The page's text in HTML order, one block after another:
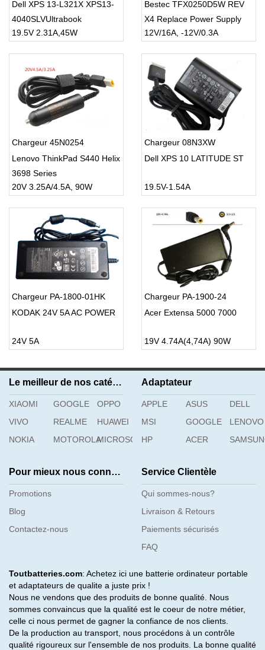
Dell XPS 13-L321X XPS13-
4040SLVUltrabook
19.5V 2.31A,45W
Bestec TFX0250D5W REV
X4 Replace Power Supply
Upgrade 250w NEW
12V/16A, -12V/0.3A
Chargeur 45N0254
Lenovo ThinkPad S440 Helix
3698 Series
20V 3.25A/4.5A, 90W
Chargeur 08N3XW
Dell XPS 10 LATITUDE ST
19.5V-1.54A
Chargeur PA-1800-01HK
KODAK 24V 5A AC POWER
24V 5A
Chargeur PA-1900-24
Acer Extensa 5000 7000
19V 4.74A(4,74A) 90W
Le meilleur de nos catégories
XIAOMI GOOGLE
OPPO
VIVO
REALME
HUAWEI
NOKIA
MOTOROLAMICROSOFT
Adaptateur
APPLE ASUS
DELL
MSI
GOOGLE
LENOVO
HP
ACER
Pour mieux nous connaître
Promotions
Blog
Contactez-nous
Service Clientèle
Qui sommes-nous?
Livraison & Retours
Paiements sécurisés
FAQ
Toutbatteries.com: Achetez ici une batterie ordinateur portable
et adaptateurs de qualite a juste prix !
Nous ne vendons que des produits de bonne qualité. Nous
sommes convaincus que la qualité est le coeur de notre métier,
celle ci nous permet de gagner la confiance de nos clients.
De la production au transport, nous procédons à un contrôle
qualité rigoureux sur l'ensemble de nos produits. La bonne qualité